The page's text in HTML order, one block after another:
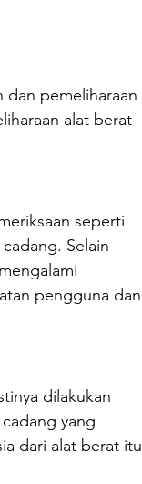
dan pemeliharaan
alat berat
seperti
Selain
pengguna dan
dilakukan
yang
dari alat berat itu